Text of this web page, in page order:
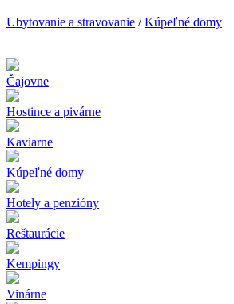
Ubytovanie a stravovanie / Kúpeľné domy
Čajovne
Hostince a pivárne
Kaviarne
Kúpeľné domy
Hotely a penzióny
Reštaurácie
Kempingy
Vinárne